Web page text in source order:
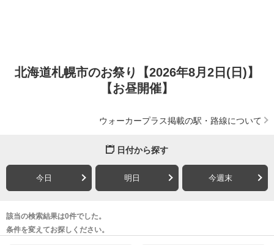
北海道札幌市のお祭り【2026年8月2日(日)】
【お昼開催】
ウォーカープラス掲載の駅・路線について
日付から探す
今日 明日 今週末
該当の検索結果は0件でした。
条件を変えてお探しください。